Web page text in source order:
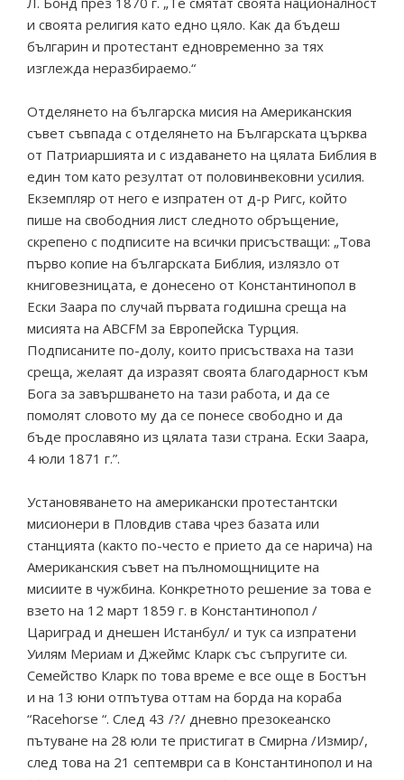
и своята религия като едно цяло. Как да бъдеш
българин и протестант едновременно за тях
изглежда неразбираемо.“
Отделянето на българска мисия на Американския
съвет съвпада с отделянето на Българската църква
от Патриаршията и с издаването на цялата Библия в
един том като резултат от половинвековни усилия.
Екземпляр от него е изпратен от д-р Ригс, който
пише на свободния лист следното обръщение,
скрепено с подписите на всички присъстващи: „Това
първо копие на българската Библия, излязло от
книговезницата, е донесено от Константинопол в
Ески Заара по случай първата годишна среща на
мисията на ABCFM за Европейска Турция.
Подписаните по-долу, които присъстваха на тази
среща, желаят да изразят своята благодарност към
Бога за завършването на тази работа, и да се
помолят словото му да се понесе свободно и да
бъде прославяно из цялата тази страна. Ески Заара,
4 юли 1871 г.”.
Установяването на американски протестантски
мисионери в Пловдив става чрез базата или
станцията (както по-често е прието да се нарича) на
Американския съвет на пълномощниците на
мисиите в чужбина. Конкретното решение за това е
взето на 12 март 1859 г. в Константинопол /
Цариград и днешен Истанбул/ и тук са изпратени
Уилям Мериам и Джеймс Кларк със съпругите си.
Семейство Кларк по това време е все още в Бостън
и на 13 юни отпътува оттам на борда на кораба
“Raсehоrsе “. След 43 /?/ дневно презокеанско
пътуване на 28 юли те пристигат в Смирна /Измир/,
след това на 21 септември са в Константинопол и на